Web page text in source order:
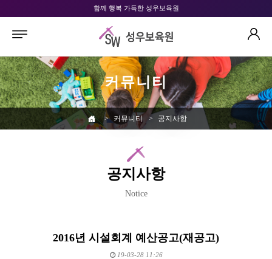
함께 행복 가득한 성우보육원
커뮤니티
> 커뮤니티 > 공지사항
공지사항
Notice
2016년 시설회계 예산공고(재공고)
19-03-28 11:26